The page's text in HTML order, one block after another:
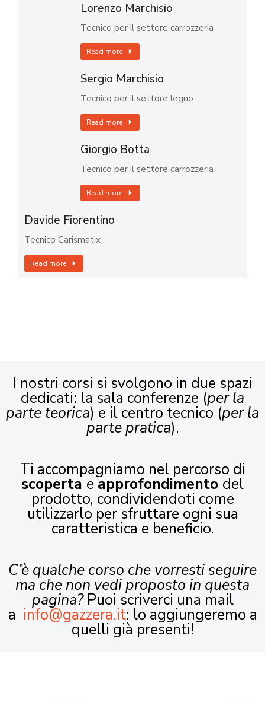
Lorenzo Marchisio
Tecnico per il settore carrozzeria
Read more
Sergio Marchisio
Tecnico per il settore legno
Read more
Giorgio Botta
Tecnico per il settore carrozzeria
Read more
Davide Fiorentino
Tecnico Carismatix
Read more
I nostri corsi si svolgono in due spazi
dedicati: la sala conferenze (per la
parte teorica) e il centro tecnico (per la
parte pratica).
Ti accompagniamo nel percorso di
scoperta e approfondimento del
prodotto, condividendoti come
utilizzarlo per sfruttare ogni sua
caratteristica e beneficio.
C’è qualche corso che vorresti seguire
ma che non vedi proposto in questa
pagina?Puoi scriverci una mail
a info@gazzera.it: lo aggiungeremo a
quelli già presenti!